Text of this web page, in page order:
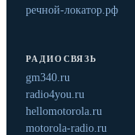
речной-локатор.рф
РАДИОСВЯЗЬ
gm340.ru
radio4you.ru
hellomotorola.ru
motorola-radio.ru